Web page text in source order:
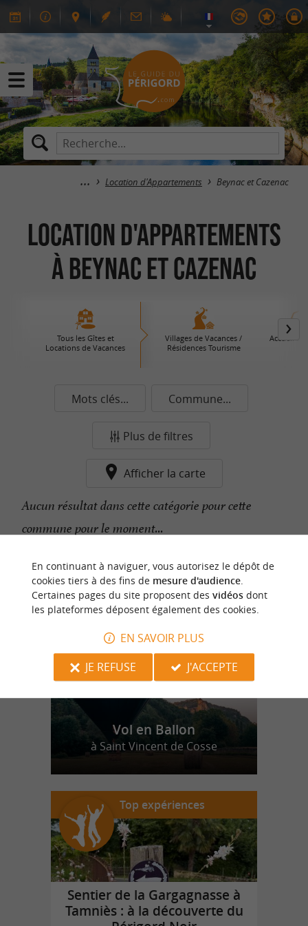
Location d'Appartements Beynac et Cazenac
Location d'Appartements
à Beynac et Cazenac
Tous les Gîtes et
Locations de Vacances
Villages de Vacances /
Résidences Tourisme
Accueil à
Mots clés... Commune...
Plus de filtres
Afficher la carte
Aucun résultat dans cette catégorie pour cette
commune pour le moment...
n
o
t
r
e
c
o
u
p
d
e
c
o
e
u
r
Vol en Ballon
à Saint Vincent de Cosse
Top expériences
Sentier de la Gargagnasse à
Tamniès : à la découverte du
En continuant à naviguer, vous autorisez le dépôt de
cookies tiers à des fins de mesure d'audience.
Certaines pages du site proposent des vidéosdont
les plateformes déposent également des cookies.
EN SAVOIR PLUS
JE REFUSE
J'ACCEPTE